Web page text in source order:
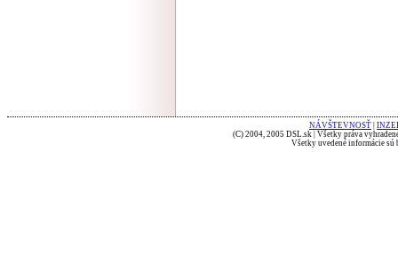
NÁVŠTEVNOSŤ
(C) 2004, 2005 DSL.sk | Všetky práva
Všetky uvedené informácie sú